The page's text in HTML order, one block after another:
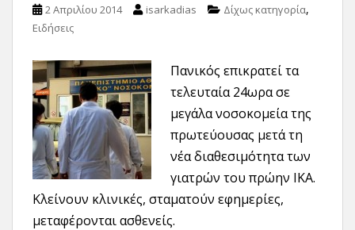
2 Απριλίου 2014 isarkadias Δίχως κατηγορία,
Ειδήσεις
Πανικός επικρατεί τα
τελευταία 24ωρα σε
μεγάλα νοσοκομεία της
πρωτεύουσας μετά τη
νέα διαθεσιμότητα των
γιατρών του πρώην ΙΚΑ.
Κλείνουν κλινικές, σταματούν εφημερίες,
μεταφέρονται ασθενείς.